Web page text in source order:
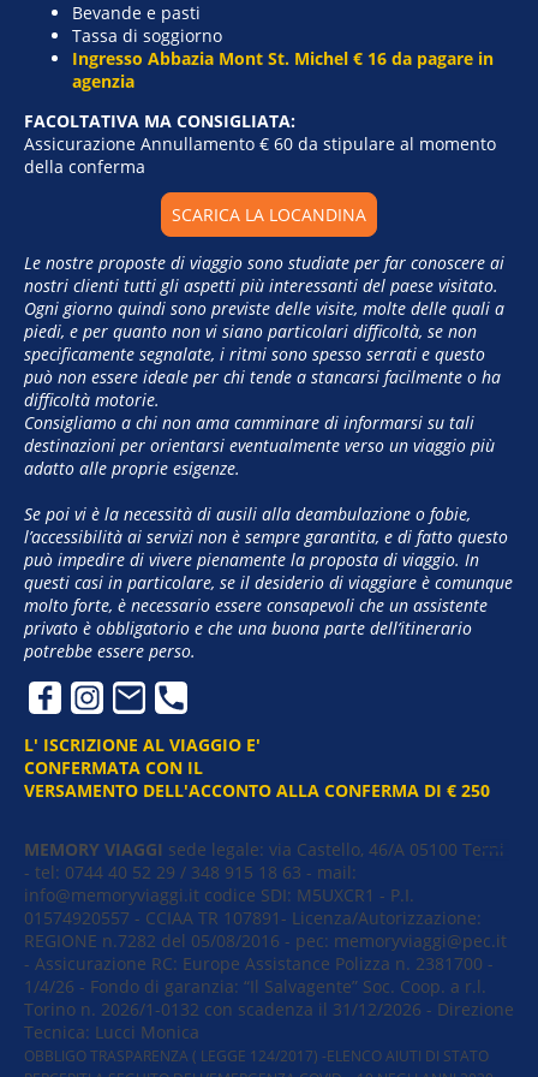
Bevande e pasti
Tassa di soggiorno
Ingresso Abbazia Mont St. Michel € 16 da pagare in
agenzia
FACOLTATIVA MA CONSIGLIATA:
Assicurazione Annullamento € 60 da stipulare al momento
della conferma
SCARICA LA LOCANDINA
Le nostre proposte di viaggio sono studiate per far conoscere ai
nostri clienti tutti gli aspetti più interessanti del paese visitato.
Ogni giorno quindi sono previste delle visite, molte delle quali a
piedi, e per quanto non vi siano particolari difficoltà, se non
specificamente segnalate, i ritmi sono spesso serrati e questo
può non essere ideale per chi tende a stancarsi facilmente o ha
difficoltà motorie.
Consigliamo a chi non ama camminare di informarsi su tali
destinazioni per orientarsi eventualmente verso un viaggio più
adatto alle proprie esigenze.
Se poi vi è la necessità di ausili alla deambulazione o fobie,
l’accessibilità ai servizi non è sempre garantita, e di fatto questo
può impedire di vivere pienamente la proposta di viaggio. In
questi casi in particolare, se il desiderio di viaggiare è comunque
molto forte, è necessario essere consapevoli che un assistente
privato è obbligatorio e che una buona parte dell’itinerario
potrebbe essere perso.
L' ISCRIZIONE AL VIAGGIO E'
CONFERMATA CON IL
VERSAMENTO DELL'ACCONTO ALLA CONFERMA DI € 250
MEMORY VIAGGI sede legale: via Castello, 46/A​ 05100 Terni
- tel: 0744 40 52 29 / 348 915 18 63 - mail:
info@memoryviaggi.it codice SDI: M5UXCR1 - P.I.
01574920557 - CCIAA TR 107891- Licenza/Autorizzazione:
REGIONE n.7282 del 05/08/2016 - pec: memoryviaggi@pec.it
- Assicurazione RC: Europe Assistance Polizza n. 2381700 -
1/4/26 - Fondo di garanzia: “Il Salvagente” Soc. Coop. a r.l.
Torino n. 2026/1-0132 con scadenza il 31/12/2026 - Direzione
Tecnica: Lucci Monica
OBBLIGO TRASPARENZA ( LEGGE 124/2017) -ELENCO AIUTI DI STATO